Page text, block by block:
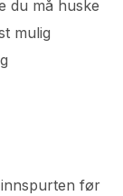
du må huske
mulig
før